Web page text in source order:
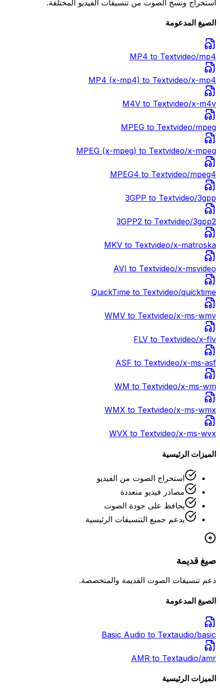
استخراج ونسخ الصوت من تنسيقات الفيديو المختلفة.
الصيغ المدعومة
MP4 to Textvideo/mp4
MP4 (x-mp4) to Textvideo/x-mp4
M4V to Textvideo/x-m4v
MPEG to Textvideo/mpeg
MPEG (x-mpeg) to Textvideo/x-mpeg
MPEG4 to Textvideo/mpeg4
3GPP to Textvideo/3gpp
3GPP2 to Textvideo/3gpp2
MKV to Textvideo/x-matroska
AVI to Textvideo/x-msvideo
QuickTime to Textvideo/quicktime
WMV to Textvideo/x-ms-wmv
FLV to Textvideo/x-flv
ASF to Textvideo/x-ms-asf
WM to Textvideo/x-ms-wm
WMX to Textvideo/x-ms-wmx
WVX to Textvideo/x-ms-wvx
الميزات الرئيسية
استخراج الصوت من الفيديو
مصادر فيديو متعددة
يحافظ على جودة الصوت
يدعم جميع التنسيقات الرئيسية
صيغ قديمة
دعم تنسيقات الصوت القديمة والمتخصصة.
الصيغ المدعومة
Basic Audio to Textaudio/basic
AMR to Textaudio/amr
الميزات الرئيسية